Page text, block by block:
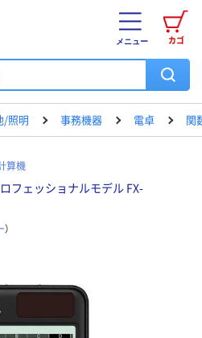
カゴ
メニュー
/照明 事務機器 電卓 関
算機
フェッショナルモデル FX-
）